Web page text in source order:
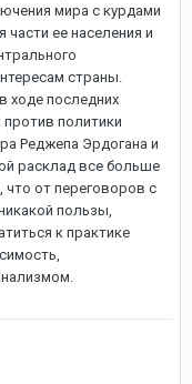
мира с курдами
части ее населения и
страны.
ходе последних
против политики
Реджепа Эрдогана и
расклад все больше
от переговоров с
пользы,
к практике